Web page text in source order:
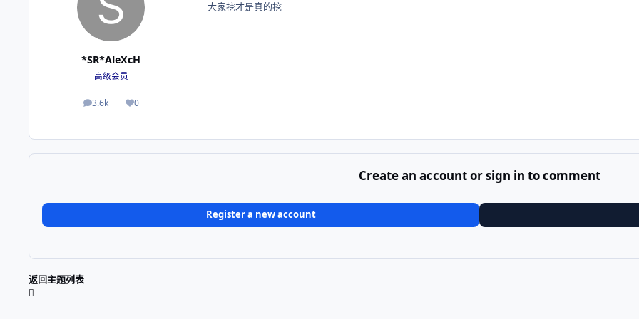
*SR*AleXcH
高级会员
3.6k
帖子 0
荣誉积分
大家挖才是真的挖
Create an account or sign in to comment
Register a new account
返回主题列表